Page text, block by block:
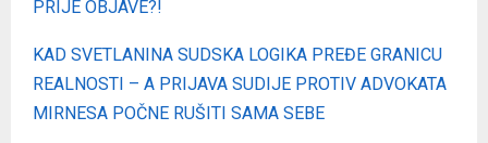
PRIJE OBJAVE?!
KAD SVETLANINA SUDSKA LOGIKA PREĐE GRANICU
REALNOSTI – A PRIJAVA SUDIJE PROTIV ADVOKATA
MIRNESA POČNE RUŠITI SAMA SEBE